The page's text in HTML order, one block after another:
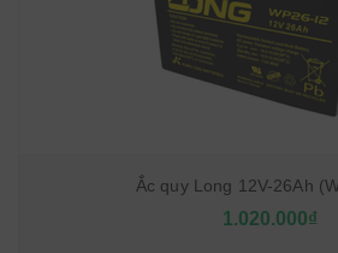
Ắc quy Long 12V-26Ah
1.020.000₫